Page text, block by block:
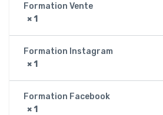
Formation Vente
× 1
Formation Instagram
× 1
Formation Facebook
× 1